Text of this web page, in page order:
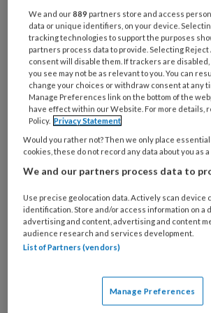
bloeddruk of pre-
multidisciplinaire richtlijn
een reproductieve
herzien om de risico's
opsporen.
De oude richtlijn Cardiovasculair
risicomanagement (CVRM)
PREMIUM
Bekijk de
We and our889 partners store and access
data or unique identifiers, on your device.
tracking technologies to support the purposes
partners process data to provide. Selecting
consent will disable them. If trackers are
you see may not be as relevant to you. You can
change your choices or withdraw consent at any
Manage Preferences link on the bottom of the
have effect within our Website. For more details,
Policy. Privacy Statement
Would you rather not? Then we only place
cookies, these do not record any data about you as
We and our partners process data to
Use precise geolocation data. Actively scan
identification. Store and/or access information on a
advertising and content, advertising and content
audience research and services development.
List of Partners (vendors)
Manage Preferences